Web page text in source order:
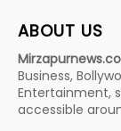
ABOUT US
Business,
Entertainment,
accessible